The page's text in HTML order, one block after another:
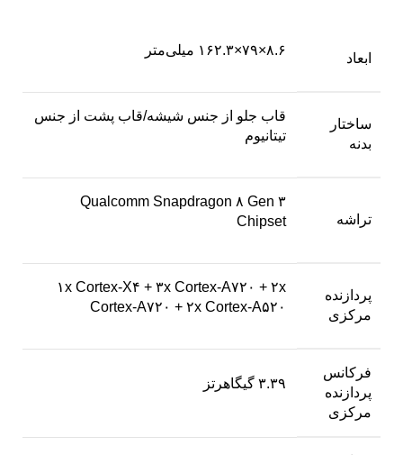
ابعاد
۸.۶×۷۹×۱۶۲.۳ میلی‌متر
ساختار
بدنه
قاب جلو از جنس شیشه/قاب پشت از جنس
تیتانیوم
تراشه
Qualcomm Snapdragon ۸ Gen ۳
Chipset
پردازنده‌
مرکزی
۱x Cortex-X۴ + ۳x Cortex-A۷۲۰ + ۲x
Cortex-A۷۲۰ + ۲x Cortex-A۵۲۰
فرکانس
پردازنده‌
مرکزی
۳.۳۹ گیگاهرتز